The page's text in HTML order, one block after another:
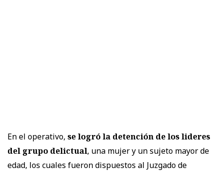
En el operativo, se logró la detención de los lideres
del grupo delictual, una mujer y un sujeto mayor de
edad, los cuales fueron dispuestos al Juzgado de